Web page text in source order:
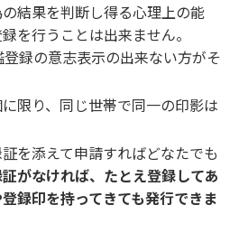
結果を判断し得る心理上の能
を行うことは出来ません。
登録の意志表示の出来ない方がそ
限り、同じ世帯で同一の印影は
を添えて申請すればどなたでも
がなければ、たとえ登録してあ
録印を持ってきても発行できま